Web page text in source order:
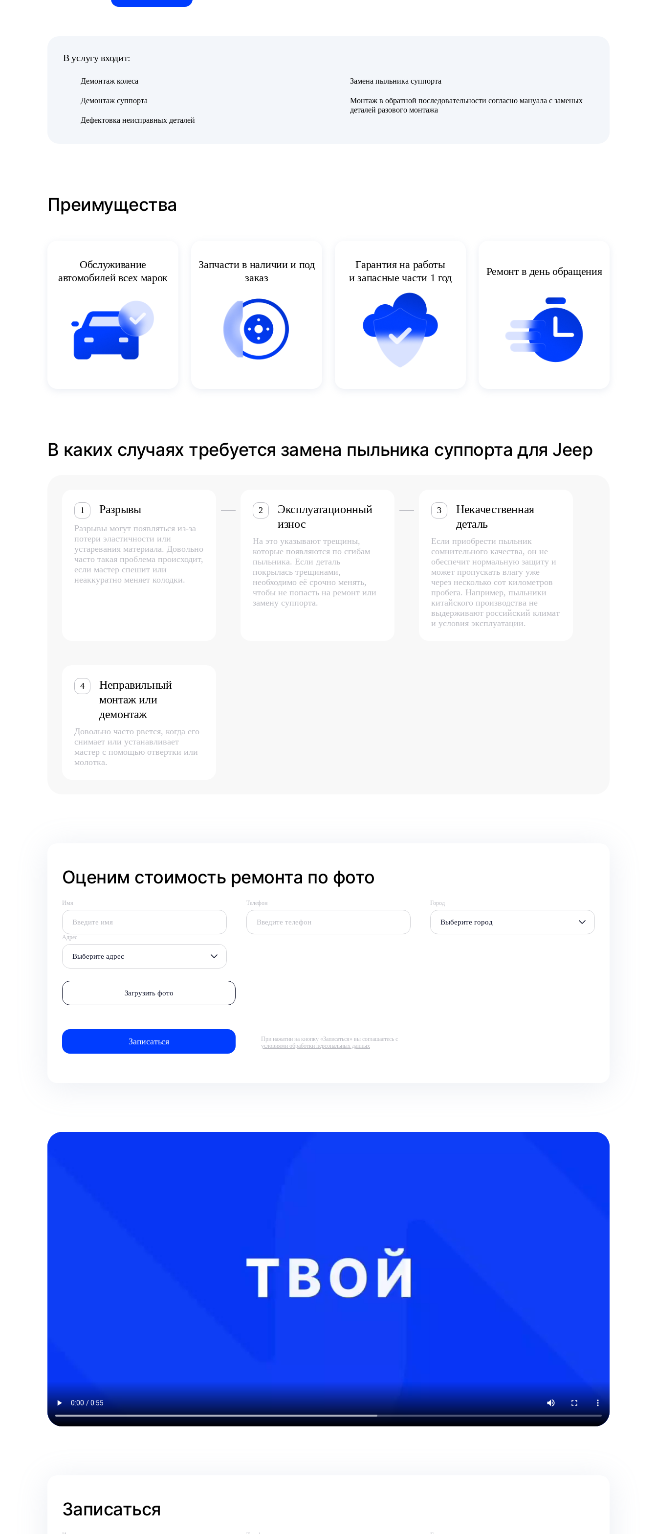
В услугу входит:
Демонтаж колеса
Демонтаж суппорта
Дефектовка неисправных деталей
Замена пыльника суппорта
Монтаж в обратной последовательности согласно мануала с заменых
деталей разового монтажа
Преимущества
Обслуживание
автомобилей всех марок
Запчасти в наличии и под
заказ
Гарантия на работы
и запасные части 1 год
Ремонт в день обращения
В каких случаях требуется замена пыльника суппорта для Jeep
1 Разрывы
Разрывы могут появляться из-за
потери эластичности или
устаревания материала. Довольно
часто такая проблема происходит,
если мастер спешит или
неаккуратно меняет колодки.
2
Эксплуатационный
износ
На это указывают трещины,
которые появляются по сгибам
пыльника. Если деталь
покрылась трещинами,
необходимо её срочно менять,
чтобы не попасть на ремонт или
замену суппорта.
3
Некачественная
деталь
Если приобрести пыльник
сомнительного качества, он не
обеспечит нормальную защиту и
может пропускать влагу уже
через несколько сот километров
пробега. Например, пыльники
китайского производства не
выдерживают российский климат
и условия эксплуатации.
4
Неправильный
монтаж или
демонтаж
Довольно часто рвется, когда его
снимает или устанавливает
мастер с помощью отвертки или
молотка.
Оценим стоимость ремонта по фото
Имя Телефон Город
Выберите город
Адрес
Выберите адрес
Загрузить фото
При нажатии на кнопку «Записаться» вы соглашаетесь с
условиями обработки персональных данных
Записаться